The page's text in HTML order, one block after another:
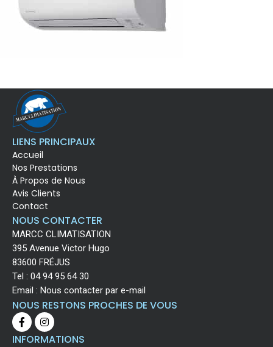
LIENS PRINCIPAUX
Accueil
Nos Prestations
À Propos de Nous
Avis Clients
Contact
NOUS CONTACTER
MARCC CLIMATISATION
395 Avenue Victor Hugo
83600 FRÉJUS
Tel : 04 94 95 64 30
Email : Nous contacter par e-mail
NOUS RESTONS PROCHES DE VOUS
INFORMATIONS